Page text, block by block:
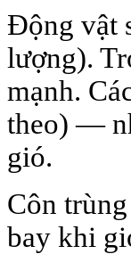
Động vật
lượng).
mạnh.
theo) —
gió.
Côn
bay khi